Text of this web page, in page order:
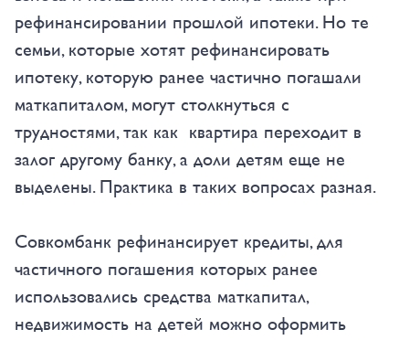
рефинансировании прошлой ипотеки. Но те
семьи, которые хотят рефинансировать
ипотеку, которую ранее частично погашали
маткапиталом, могут столкнуться с
трудностями, так как квартира переходит в
залог другому банку, а доли детям еще не
выделены. Практика в таких вопросах разная.
Совкомбанк рефинансирует кредиты, для
частичного погашения которых ранее
использовались средства маткапитал,
недвижимость на детей можно оформить